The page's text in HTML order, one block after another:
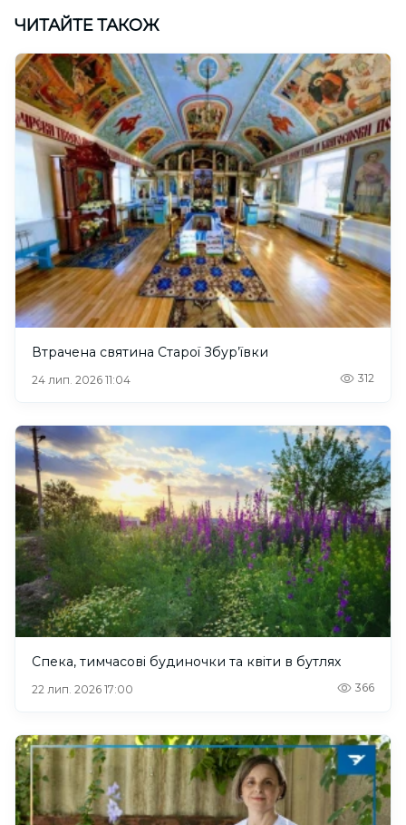
ЧИТАЙТЕ ТАКОЖ
Втрачена святина Старої Збур’ївки
24 лип. 2026 11:04 312
Спека, тимчасові будиночки та квіти в бутлях
22 лип. 2026 17:00 366